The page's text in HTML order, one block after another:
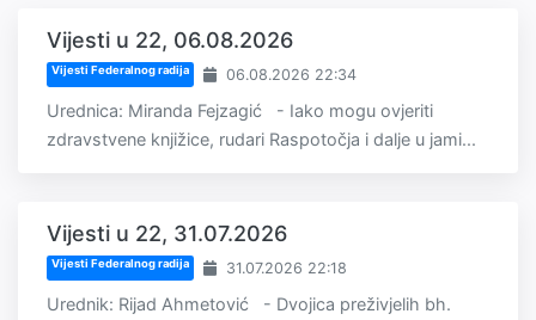
Vijesti u 22, 06.08.2026
Vijesti Federalnog radija 06.08.2026 22:34
Urednica: Miranda Fejzagić - Iako mogu ovjeriti
zdravstvene knjižice, rudari Raspotočja i dalje u jami...
Vijesti u 22, 31.07.2026
Vijesti Federalnog radija 31.07.2026 22:18
Urednik: Rijad Ahmetović - Dvojica preživjelih bh.